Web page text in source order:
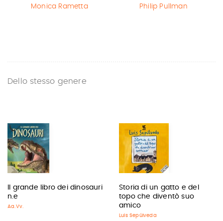
Monica Rametta
Philip Pullman
Dello stesso genere
Il grande libro dei dinosauri
n.e
Aa.Vv.
Storia di un gatto e del
topo che diventò suo
amico
Luis Sepúlveda